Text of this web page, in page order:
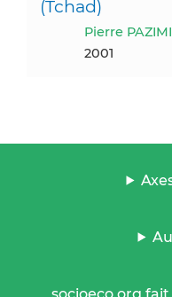
(Tchad)
Pierre PAZIMI
2001